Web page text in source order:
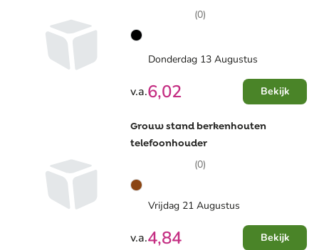
(0)
Donderdag 13 Augustus
v.a.6,02 Bekijk
Grouw stand berkenhouten
telefoonhouder
(0)
Vrijdag 21 Augustus
v.a.4,84 Bekijk